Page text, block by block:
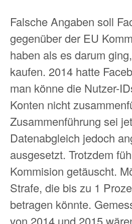
Falsche Angaben soll
gegenüber der EU
haben als es darum
kaufen. 2014 hatte
man könne die Nutzer-
Konten nicht
Zusammenführung sei
Datenabgleich jedoch
ausgesetzt. Trotzdem
Kommision getäuscht.
Strafe, die bis zu 1
betragen könnte.
von 2014 und 2015